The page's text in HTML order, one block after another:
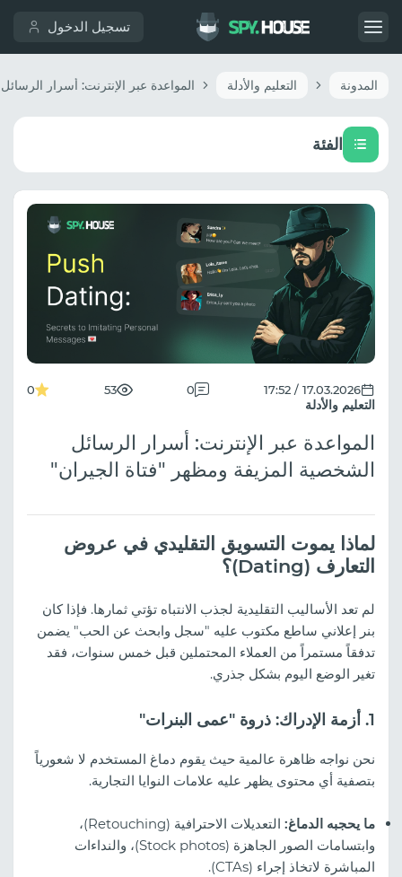
تسجيل الدخول
المدونة التعليم والأدلة
الفئة
التعليم والأدلة
17.03.2026 / 17:52
0
53
0
المواعدة عبر الإنترنت: أسرار الرسائل
الشخصية المزيفة ومظهر "فتاة الجيران"
لماذا يموت التسويق التقليدي في عروض
التعارف (Dating)؟
لم تعد الأساليب التقليدية لجذب الانتباه تؤتي ثمارها. فإذا كان
بنر إعلاني ساطع مكتوب عليه "سجل وابحث عن الحب" يضمن
تدفقاً مستمراً من العملاء المحتملين قبل خمس سنوات، فقد
تغير الوضع اليوم بشكل جذري.
1. أزمة الإدراك: ذروة "عمى البنرات"
نحن نواجه ظاهرة عالمية حيث يقوم دماغ المستخدم لا شعورياً
بتصفية أي محتوى يظهر عليه علامات النوايا التجارية.
ما يحجبه الدماغ:
التعديلات الاحترافية (Retouching)،
وابتسامات الصور الجاهزة (Stock photos)، والنداءات
المباشرة لاتخاذ إجراء (CTAs).